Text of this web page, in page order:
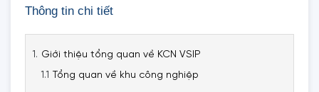
Thông tin chi tiết
Giới thiệu tổng quan về KCN VSIP
Tổng quan về khu công nghiệp